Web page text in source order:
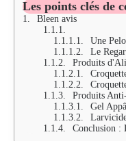
Les points clés de
Bleen avis
Une
Le
Produits
Produits Anti-
Gel
Conclusion : Des